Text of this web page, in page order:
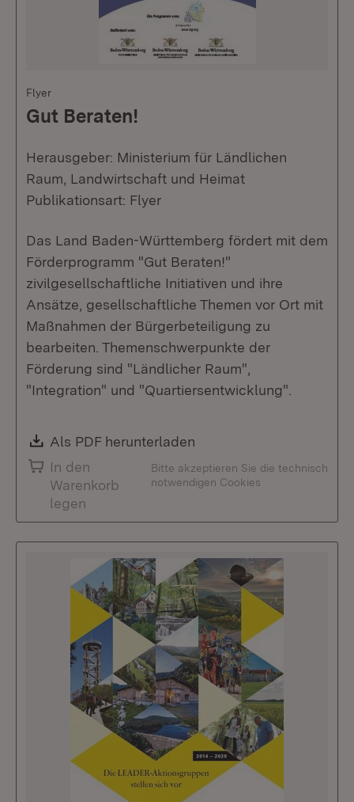
Flyer
Gut Beraten!
Herausgeber: Ministerium für Ländlichen
Raum, Landwirtschaft und Heimat
Publikationsart: Flyer
Das Land Baden-Württemberg fördert mit dem
Förderprogramm "Gut Beraten!"
zivilgesellschaftliche Initiativen und ihre
Ansätze, gesellschaftliche Themen vor Ort mit
Maßnahmen der Bürgerbeteiligung zu
bearbeiten. Themenschwerpunkte der
Förderung sind "Ländlicher Raum",
"Integration" und "Quartiersentwicklung".
Download:
Als PDF herunterladen
In den
Warenkorb
legen
Bitte akzeptieren Sie die technisch
notwendigen Cookies